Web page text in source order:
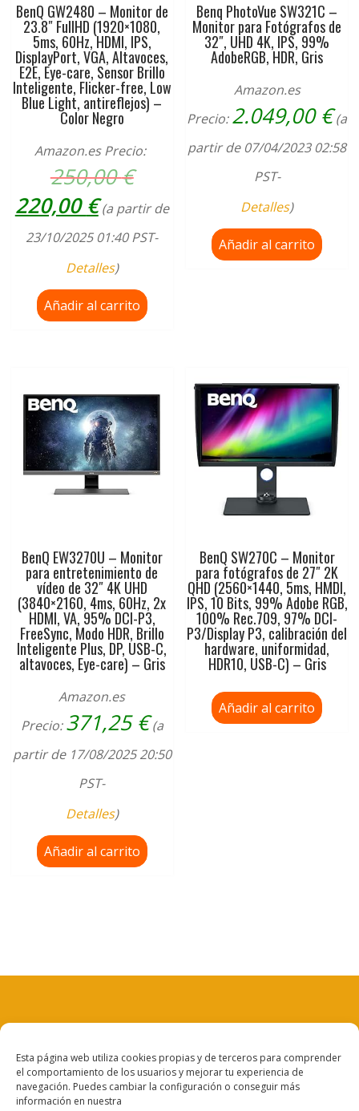
Esta página web utiliza cookies propias y de terceros para comprender
el comportamiento de los usuarios y mejorar tu experiencia de
navegación. Puedes cambiar la configuración o conseguir más
información en nuestra
BenQ GW2480 – Monitor de
23.8″ FullHD (1920×1080,
5ms, 60Hz, HDMI, IPS,
DisplayPort, VGA, Altavoces,
E2E, Eye-care, Sensor Brillo
Inteligente, Flicker-free, Low
Blue Light, antireflejos) –
Color Negro
Amazon.es Precio:
250,00€El
precio
original
250,00 €.
220,00€El
precio
actual
220,00 €.
(a partir de
23/10/2025 01:40 PST-
Detalles)
Añadir al carrito
Benq PhotoVue SW321C –
Monitor para Fotógrafos de
32″, UHD 4K, IPS, 99%
AdobeRGB, HDR, Gris
Amazon.es
Precio:2.049,00€ (a
partir de 07/04/2023 02:58
PST-
Detalles)
Añadir al carrito
BenQ EW3270U – Monitor
para entretenimiento de
vídeo de 32″ 4K UHD
(3840×2160, 4ms, 60Hz, 2x
HDMI, VA, 95% DCI-P3,
FreeSync, Modo HDR, Brillo
Inteligente Plus, DP, USB-C,
altavoces, Eye-care) – Gris
Amazon.es
Precio:371,25€(a
partir de 17/08/2025 20:50
PST-
Detalles)
Añadir al carrito
BenQ SW270C – Monitor
para fotógrafos de 27″ 2K
QHD (2560×1440, 5ms, HMDI,
IPS, 10 Bits, 99% Adobe RGB,
100% Rec.709, 97% DCI-
P3/Display P3, calibración del
hardware, uniformidad,
HDR10, USB-C) – Gris
Añadir al carrito
Política de privacidad